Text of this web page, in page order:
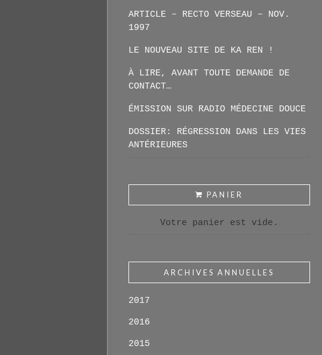
ARTICLE – RECTO VERSEAU – NOV.
1997
LE NOUVEAU SITE DE KA REN !
À LIRE, AVANT TOUTE DEMANDE DE
CONTACT…
ÉMISSION SUR RADIO MÉDECINE DOUCE
DOSSIER: RÉGRESSION DANS LES VIES
ANTÉRIEURES
PANIER
Votre panier est vide.
ARCHIVES ANNUELLES
2017
2016
2015